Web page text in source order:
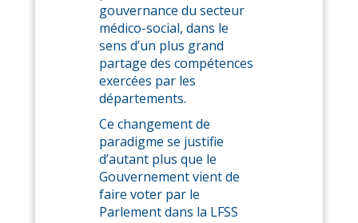
gouvernance du secteur
médico-social, dans le
sens d’un plus grand
partage des compétences
exercées par les
départements.
Ce changement de
paradigme se justifie
d’autant plus que le
Gouvernement vient de
faire voter par le
Parlement dans la LFSS